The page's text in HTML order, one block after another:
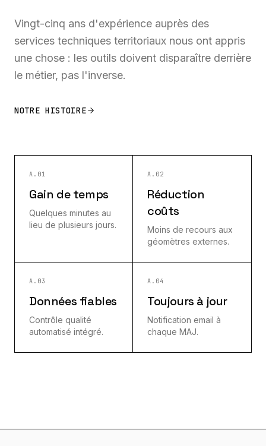
Vingt-cinq ans d'expérience auprès des
services techniques territoriaux nous ont appris
une chose : les outils doivent disparaître derrière
le métier, pas l'inverse.
NOTRE HISTOIRE
A.01
Gain de temps
Quelques minutes au
lieu de plusieurs jours.
A.02
Réduction
coûts
Moins de recours aux
géomètres externes.
A.03
Données fiables
Contrôle qualité
automatisé intégré.
A.04
Toujours à jour
Notification email à
chaque MAJ.